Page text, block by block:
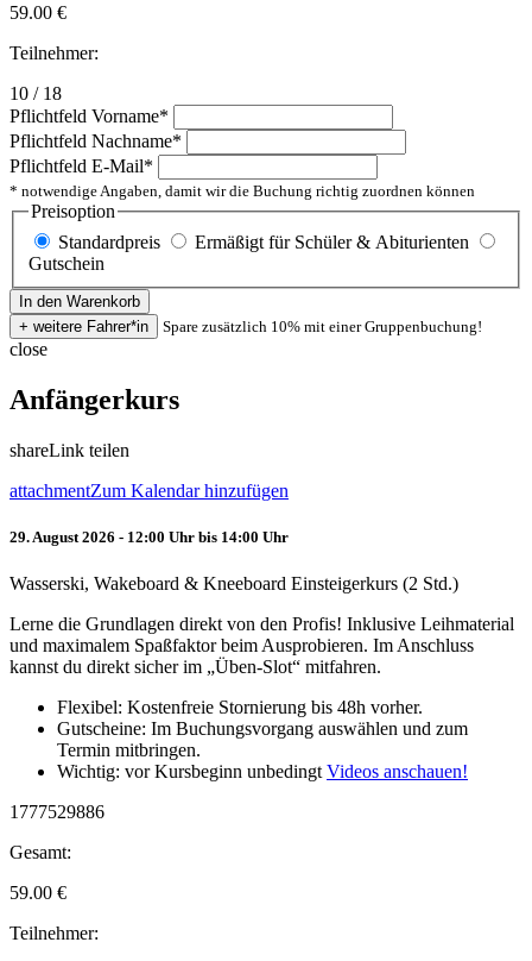
59.00 €
Teilnehmer:
10 / 18
Pflichtfeld Vorname*
Pflichtfeld Nachname*
Pflichtfeld E-Mail*
* notwendige Angaben, damit wir die Buchung richtig zuordnen können
Preisoption
Standardpreis
Ermäßigt für Schüler & Abiturienten
Gutschein
Spare zusätzlich 10% mit einer Gruppenbuchung!
close
Anfängerkurs
shareLink teilen
attachmentZum Kalendar hinzufügen
29. August 2026 - 12:00 Uhr bis 14:00 Uhr
Wasserski, Wakeboard & Kneeboard Einsteigerkurs (2 Std.)
Lerne die Grundlagen direkt von den Profis! Inklusive Leihmaterial
und maximalem Spaßfaktor beim Ausprobieren. Im Anschluss
kannst du direkt sicher im „Üben-Slot“ mitfahren.
Flexibel: Kostenfreie Stornierung bis 48h vorher.
Gutscheine: Im Buchungsvorgang auswählen und zum
Termin mitbringen.
Wichtig: vor Kursbeginn unbedingt Videos anschauen!
1777529886
Gesamt:
59.00 €
Teilnehmer: